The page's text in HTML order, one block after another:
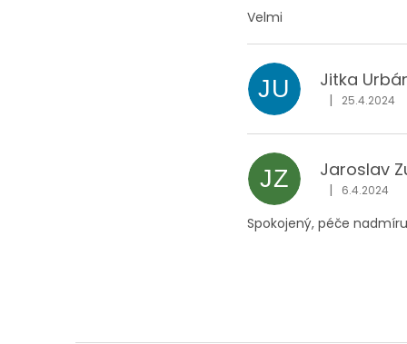
Velmi
JU Jitka
Hodnocení
| 25.4.2024
JZ Jaroslav
Hodnocení
| 6.4.2024
Spokojený, péče